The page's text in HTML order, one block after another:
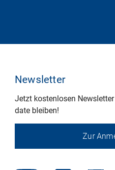
Newsletter
Jetzt kostenlosen
date bleiben!
Zur